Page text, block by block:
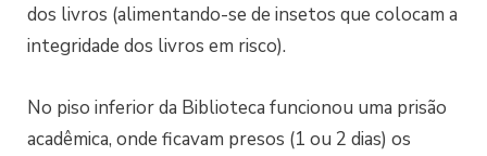
dos livros (alimentando-se de insetos que colocam a
integridade dos livros em risco).
No piso inferior da Biblioteca funcionou uma prisão
acadêmica, onde ficavam presos (1 ou 2 dias) os